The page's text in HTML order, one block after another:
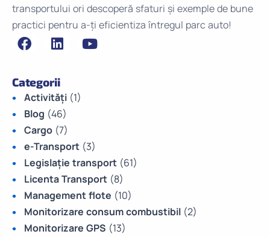
transportului ori descoperă sfaturi și exemple de bune
practici pentru a-ți eficientiza întregul parc auto!
Categorii
Activități (1)
Blog (46)
Cargo (7)
e-Transport (3)
Legislație transport (61)
Licenta Transport (8)
Management flote (10)
Monitorizare consum combustibil (2)
Monitorizare GPS (13)